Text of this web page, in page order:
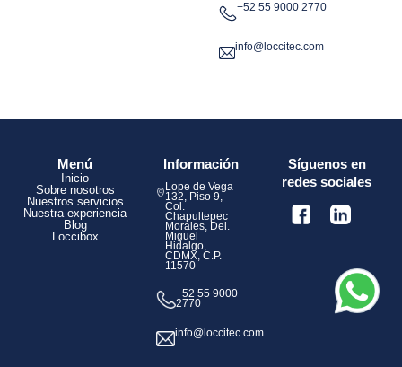
+52 55 9000 2770
info@loccitec.com
Menú
Inicio
Sobre nosotros
Nuestros servicios
Nuestra experiencia
Blog
Loccibox
Información
Lope de Vega
132, Piso 9,
Col.
Chapultepec
Morales, Del.
Miguel
Hidalgo,
CDMX, C.P.
11570
+52 55 9000
2770
info@loccitec.com
Síguenos en
redes sociales